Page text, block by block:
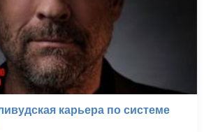
карьера по системе